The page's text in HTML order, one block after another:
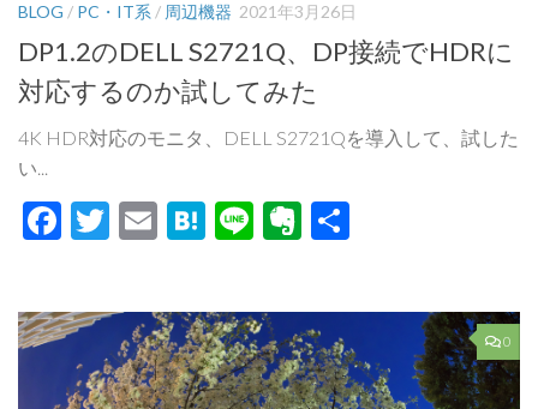
BLOG / PC・IT系 / 周辺機器 2021年3月26日
DP1.2のDELL S2721Q、DP接続でHDRに
対応するのか試してみた
4K HDR対応のモニタ、DELL S2721Qを導入して、試した
い...
Facebook
Twitter
EmailHatena
LineEvernote
0